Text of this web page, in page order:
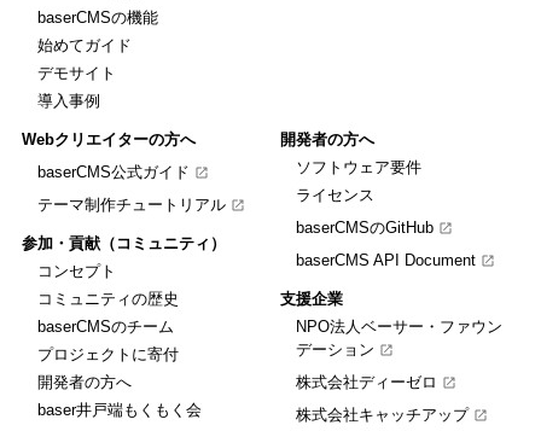
baserCMSの機能
始めてガイド
デモサイト
導入事例
Webクリエイターの方へ
baserCMS公式ガイド
テーマ制作チュートリアル
参加・貢献（コミュニティ）
コンセプト
コミュニティの歴史
baserCMSのチーム
プロジェクトに寄付
開発者の方へ
baser井戸端もくもく会
開発者の方へ
ソフトウェア要件
ライセンス
baserCMSのGitHub
baserCMS API Document
支援企業
NPO法人ベーサー・ファウン
デーション
株式会社ディーゼロ
株式会社キャッチアップ